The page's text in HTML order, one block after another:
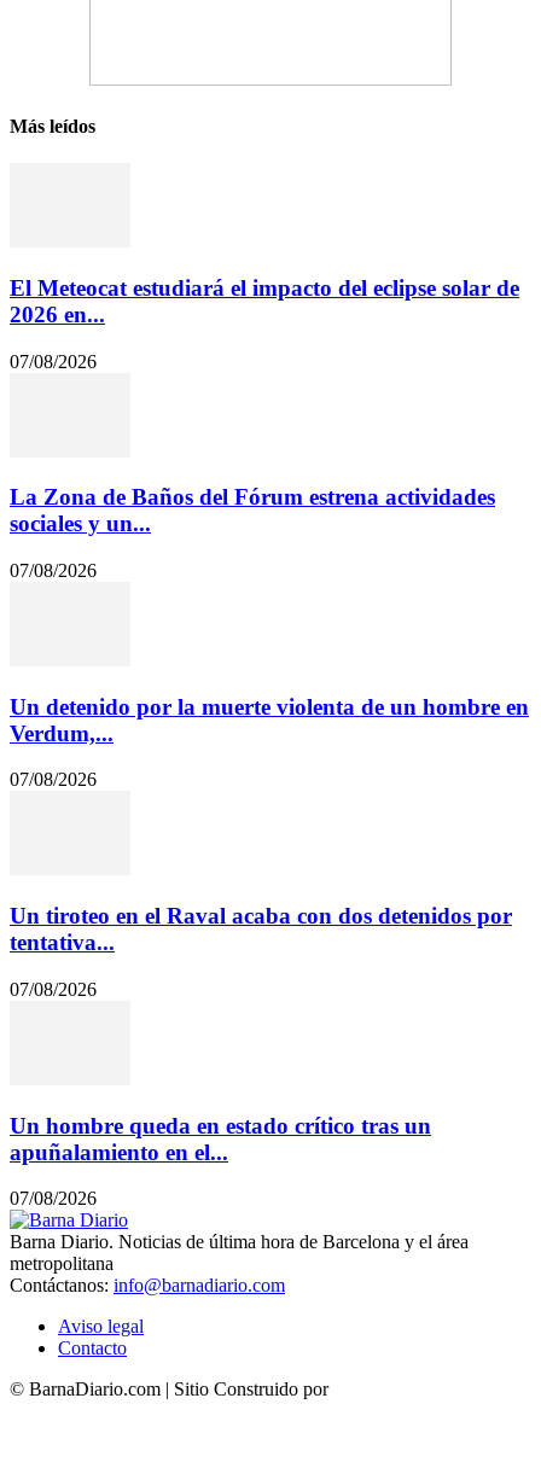
Más leídos
El Meteocat estudiará el impacto del eclipse solar de
2026 en...
07/08/2026
La Zona de Baños del Fórum estrena actividades
sociales y un...
07/08/2026
Un detenido por la muerte violenta de un hombre en
Verdum,...
07/08/2026
Un tiroteo en el Raval acaba con dos detenidos por
tentativa...
07/08/2026
Un hombre queda en estado crítico tras un
apuñalamiento en el...
07/08/2026
Barna Diario. Noticias de última hora de Barcelona y el área
metropolitana
Contáctanos: info@barnadiario.com
Aviso legal
Contacto
© BarnaDiario.com | Sitio Construido por